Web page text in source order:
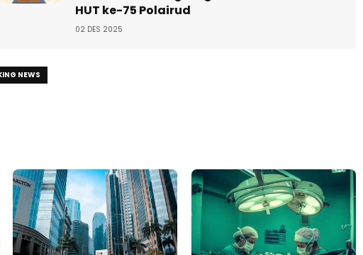
HUT ke-75 Polairud
02 DES 2025
NEWS